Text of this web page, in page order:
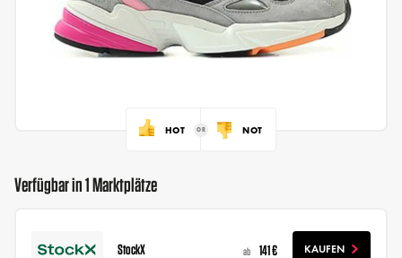
HOT NOT
Verfügbar in 1 Marktplätze
StockX ab 141 € KAUFEN